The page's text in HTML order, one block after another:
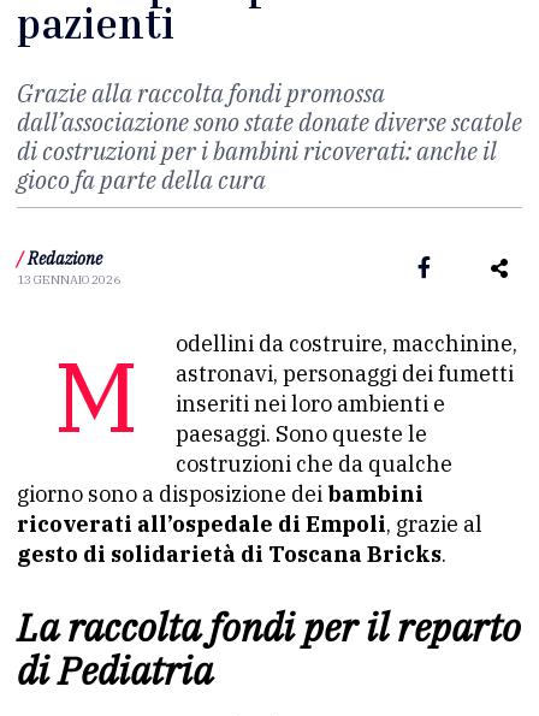
pazienti
Grazie alla raccolta fondi promossa
dall’associazione sono state donate diverse scatole
di costruzioni per i bambini ricoverati: anche il
gioco fa parte della cura
/ Redazione
13 GENNAIO 2026
Modellini da costruire, macchinine,
astronavi, personaggi dei fumetti
inseriti nei loro ambienti e
paesaggi. Sono queste le
costruzioni che da qualche
giorno sono a disposizione dei bambini
ricoverati all’ospedale di Empoli, grazie al
gesto di solidarietà di Toscana Bricks.
La raccolta fondi per il reparto
di Pediatria